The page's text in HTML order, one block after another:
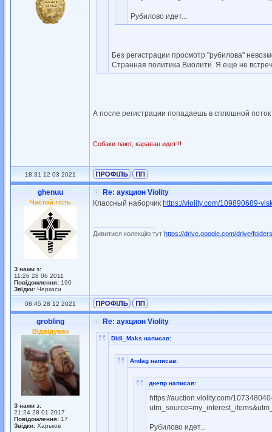
Рубилово идет...
Без регистрации просмотр "рубилова"
Странная политика Виолити. Я еще не
А после регистрации попадаешь в сплошной
Собаки лают, караван идет!!!
18:31 12 03 2021
ghenuu
Частий гість
З нами з:
11:26 28 06 2011
Повідомлення: 190
Звідки: Черкаси
Re: аукцион Violity
Классный наборчик https://violity.com/109890689-
Дивитися колекцію тут https://drive.google.com/drive/
08:45 28 12 2021
grobling
Відвідувач
З нами з:
21:24 28 01 2017
Повідомлення: 17
Звідки: Харьков
Re: аукцион Violity
Didi_Maks написав:
Andag написав:
днепр написав:
https://auction.violity.com/
Рубилово идет...